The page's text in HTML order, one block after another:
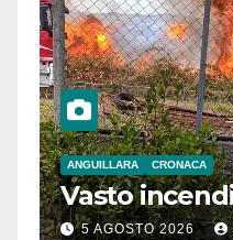
ANGUILLARA CRONACA
Vasto
5 AGOSTO 2026